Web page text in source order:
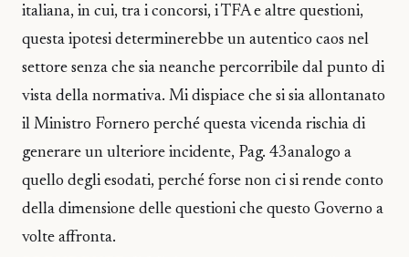
italiana, in cui, tra i concorsi, i TFA e altre questioni,
questa ipotesi determinerebbe un autentico caos nel
settore senza che sia neanche percorribile dal punto di
vista della normativa. Mi dispiace che si sia allontanato
il Ministro Fornero perché questa vicenda rischia di
generare un ulteriore incidente, Pag. 43analogo a
quello degli esodati, perché forse non ci si rende conto
della dimensione delle questioni che questo Governo a
volte affronta.